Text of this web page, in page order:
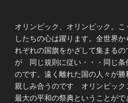
オリンピック、オリンピック。
したちの心は躍ります。全世界
れぞれの国旗をかざして集まる
が 同じ規則に従い・・・同じ
のです。遠く離れた国の人々が勝
親しみ合うのです オリンピッ
最大の平和の祭典ということが